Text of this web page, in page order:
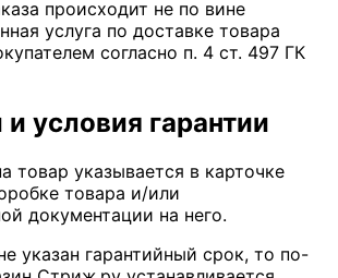
происходит не по вине
услуга по доставке товара
согласно п. 4 ст. 497 ГК
условия гарантии
товар указывается в карточке
товара и/или
документации на него.
указан гарантийный срок, то по-